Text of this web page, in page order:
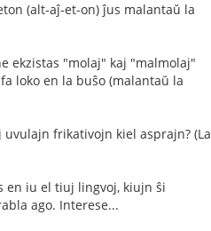
(alt-aĵ-et-on) ĵus malantaŭ la
ekzistas "molaj" kaj "malmolaj"
loko en la buŝo (malantaŭ la
frikativojn kiel asprajn? (La
en iu el tiuj lingvoj, kiujn ŝi
ago. Interese...